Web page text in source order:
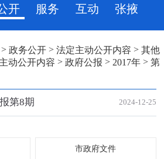
开
服务
互动
张掖
>政务公开 >法定主动公开内容 >其他
动公开内容 >政府公报 > 2017年 >第
第8期 2024-12-25
市政府文件